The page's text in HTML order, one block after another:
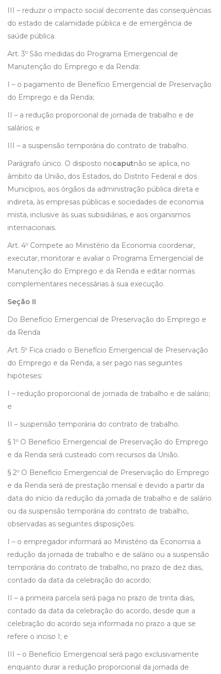
III – reduzir o impacto social decorrente das consequências
do estado de calamidade pública e de emergência de
saúde pública.
Art. 3º São medidas do Programa Emergencial de
Manutenção do Emprego e da Renda:
I – o pagamento de Benefício Emergencial de Preservação
do Emprego e da Renda;
II – a redução proporcional de jornada de trabalho e de
salários; e
III – a suspensão temporária do contrato de trabalho.
Parágrafo único. O disposto nocaputnão se aplica, no
âmbito da União, dos Estados, do Distrito Federal e dos
Municípios, aos órgãos da administração pública direta e
indireta, às empresas públicas e sociedades de economia
mista, inclusive às suas subsidiárias, e aos organismos
internacionais.
Art. 4º Compete ao Ministério da Economia coordenar,
executar, monitorar e avaliar o Programa Emergencial de
Manutenção do Emprego e da Renda e editar normas
complementares necessárias à sua execução.
Seção II
Do Benefício Emergencial de Preservação do Emprego e
da Renda
Art. 5º Fica criado o Benefício Emergencial de Preservação
do Emprego e da Renda, a ser pago nas seguintes
hipóteses:
I – redução proporcional de jornada de trabalho e de salário;
e
II – suspensão temporária do contrato de trabalho.
§ 1º O Benefício Emergencial de Preservação do Emprego
e da Renda será custeado com recursos da União.
§ 2º O Benefício Emergencial de Preservação do Emprego
e da Renda será de prestação mensal e devido a partir da
data do início da redução da jornada de trabalho e de salário
ou da suspensão temporária do contrato de trabalho,
observadas as seguintes disposições:
I – o empregador informará ao Ministério da Economia a
redução da jornada de trabalho e de salário ou a suspensão
temporária do contrato de trabalho, no prazo de dez dias,
contado da data da celebração do acordo;
II – a primeira parcela será paga no prazo de trinta dias,
contado da data da celebração do acordo, desde que a
celebração do acordo seja informada no prazo a que se
refere o inciso I; e
III – o Benefício Emergencial será pago exclusivamente
enquanto durar a redução proporcional da jornada de